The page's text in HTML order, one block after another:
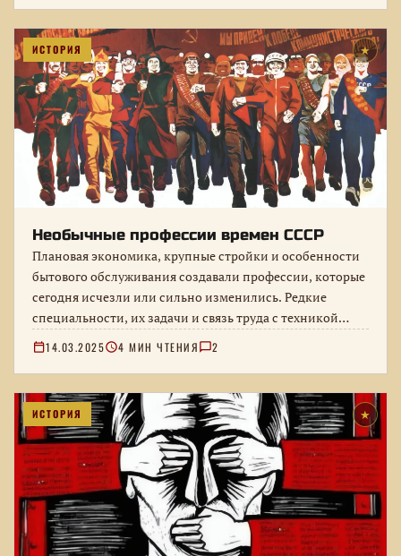
ИСТОРИЯ ★
Необычные профессии времен СССР
Плановая экономика, крупные стройки и особенности
бытового обслуживания создавали профессии, которые
сегодня исчезли или сильно изменились. Редкие
специальности, их задачи и связь труда с техникой…
14.03.2025 4 МИН ЧТЕНИЯ 2
ИСТОРИЯ ★